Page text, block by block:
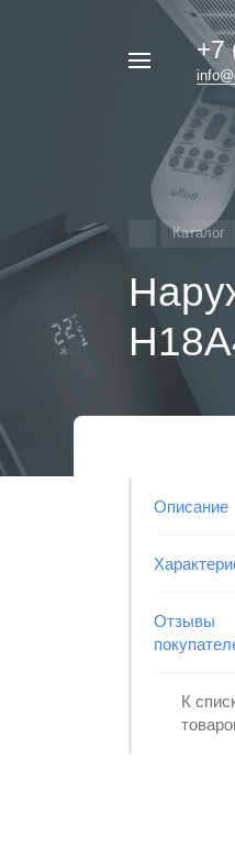
+7
Каталог
Описание
Отзывы
К